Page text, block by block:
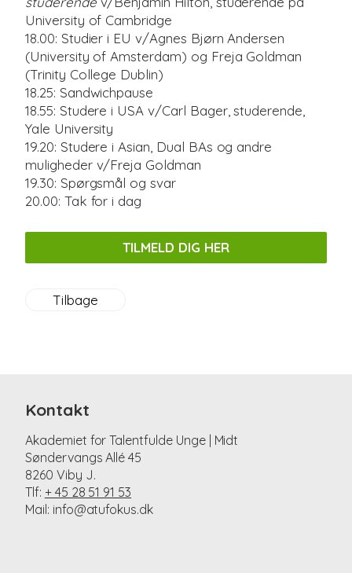
University of Cambridge
18.00: Studier i EU v/Agnes Bjørn Andersen
(University of Amsterdam) og Freja Goldman
(Trinity College Dublin)
18.25: Sandwichpause
18.55: Studere i USA v/Carl Bager, studerende,
Yale University
19.20: Studere i Asian, Dual BAs og andre
muligheder v/Freja Goldman
19.30: Spørgsmål og svar
20.00: Tak for i dag
TILMELD DIG HER
Tilbage
Kontakt
Akademiet for Talentfulde Unge | Midt
Søndervangs Allé 45
8260 Viby J.
Tlf: + 45 28 51 91 53
Mail: info@atufokus.dk